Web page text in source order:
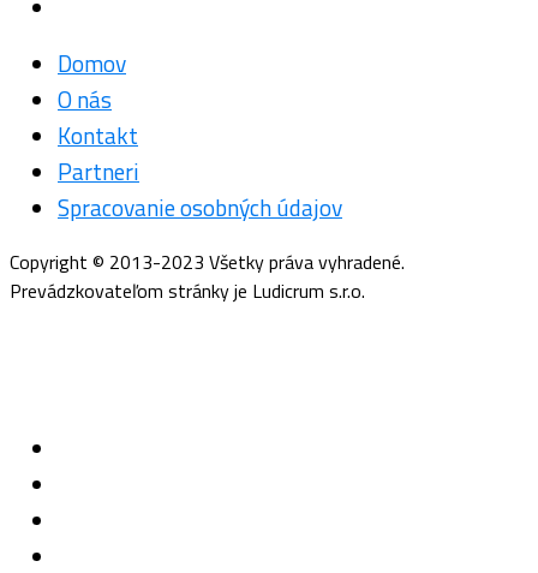
Domov
O nás
Kontakt
Partneri
Spracovanie osobných údajov
Copyright © 2013-2023 Všetky práva vyhradené.
Prevádzkovateľom stránky je Ludicrum s.r.o.